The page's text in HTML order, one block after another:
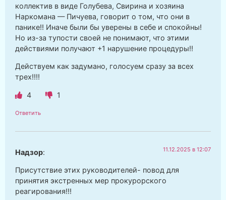
коллектив в виде Голубева, Свирина и хозяина
Наркомана — Пичуева, говорит о том, что они в
панике!! Иначе были бы уверены в себе и спокойны!
Но из-за тупости своей не понимают, что этими
действиями получают +1 нарушение процедуры!!
Действуем как задумано, голосуем сразу за всех
трех!!!!
4 1
Ответить
Надзор: 11.12.2025 в 12:07
Присутствие этих руководителей- повод для
принятия экстренных мер прокурорского
реагирования!!!